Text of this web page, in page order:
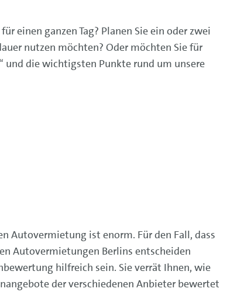
einen ganzen Tag? Planen Sie ein oder zwei
nutzen möchten? Oder möchten Sie für
und die wichtigsten Punkte rund um unsere
Autovermietung ist enorm. Für den Fall, dass
Autovermietungen Berlins entscheiden
hilfreich sein. Sie verrät Ihnen, wie
der verschiedenen Anbieter bewertet